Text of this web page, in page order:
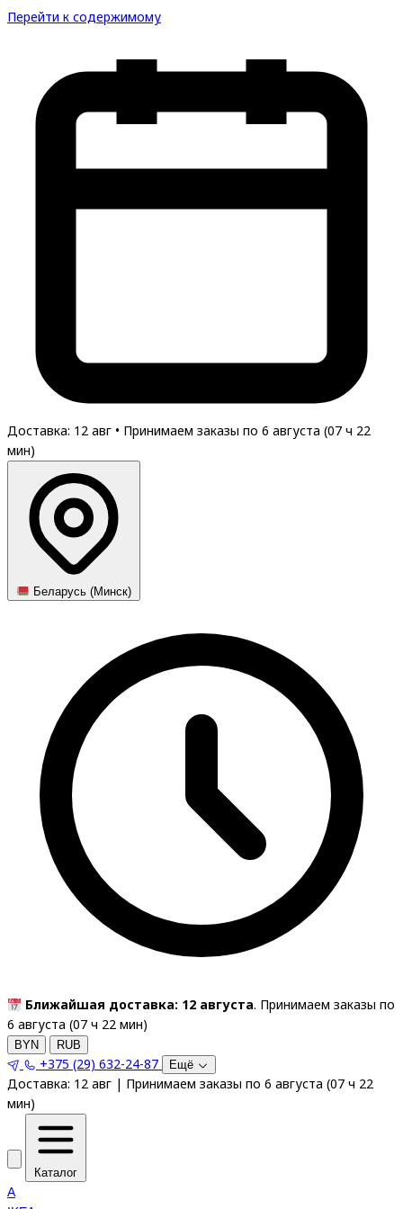
Перейти к содержимому
Доставка: 12 авг • Принимаем заказы по 6 августа (07 ч 22
мин)
Беларусь (Минск)
Ближайшая доставка: 12 августа. Принимаем заказы по
6 августа (07 ч 22 мин)
BYN RUB
+375 (29) 632-24-87 Ещё
Доставка: 12 авг | Принимаем заказы по 6 августа (07 ч 22
мин)
Каталог
A